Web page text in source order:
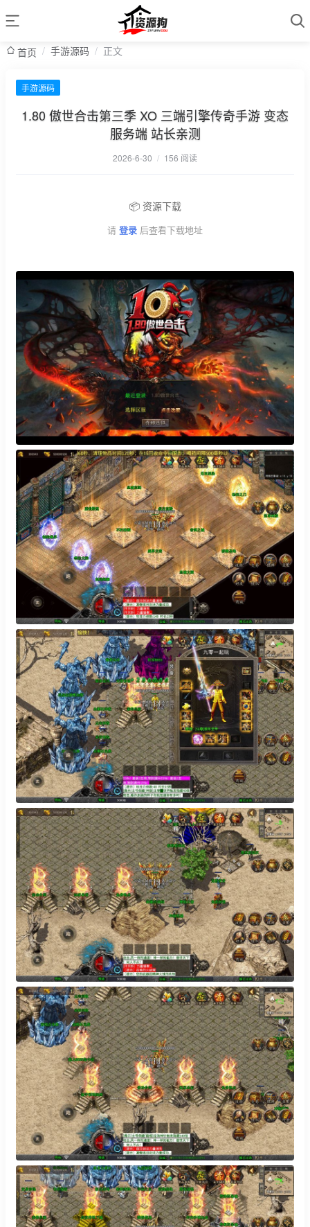
首页 / 手游源码 / 正文
手游源码
1.80 傲世合击第三季 XO 三端引擎传奇手游 变态
服务端 站长亲测
2026-6-30 / 156 阅读
📦 资源下载
请 登录 后查看下载地址